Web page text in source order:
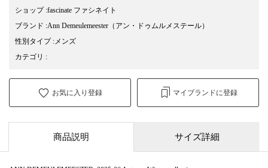
ショップ:fascinate ファシネイト
ブランド :Ann Demeulemeester （アン・ドゥムルメステール）
性別タイプ: メンズ
カテゴリ :
お気に入り登録 マイブランドに登録
商品説明 サイズ詳細